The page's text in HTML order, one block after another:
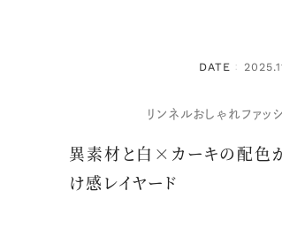
DATE
：
リンネルおしゃれファッ
異素材と白×カーキの配色
け感レイヤード